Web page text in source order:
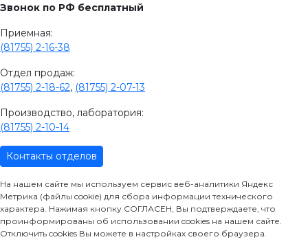
Звонок по РФ бесплатный
Приемная:
(81755) 2-16-38
Отдел продаж:
(81755) 2-18-62, (81755) 2-07-13
Производство, лаборатория:
(81755) 2-10-14
Контакты отделов
На нашем сайте мы используем сервис веб-аналитики Яндекс
Метрика (файлы cookie) для сбора информации технического
характера. Нажимая кнопку СОГЛАСЕН, Вы подтверждаете, что
проинформированы об использовании cookies на нашем сайте.
Отключить cookies Вы можете в настройках своего браузера.